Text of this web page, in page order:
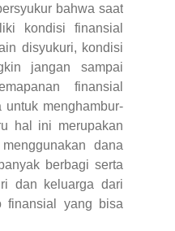
bahwa saat
kondisi finansial
disyukuri, kondisi
jangan sampai
finansial
untuk menghambur-
hal ini merupakan
dana
berbagi serta
dan keluarga dari
finansial yang bisa